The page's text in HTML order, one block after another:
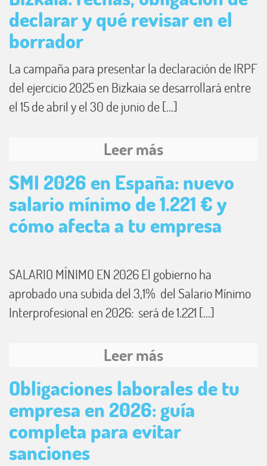
declarar y qué revisar en el
borrador
La campaña para presentar la declaración de IRPF
del ejercicio 2025 en Bizkaia se desarrollará entre
el 15 de abril y el 30 de junio de [...]
Leer más
SMI 2026 en España: nuevo
salario mínimo de 1.221 € y
cómo afecta a tu empresa
SALARIO MÍNIMO EN 2026 El gobierno ha
aprobado una subida del 3,1% del Salario Mínimo
Interprofesional en 2026: será de 1.221 [...]
Leer más
Obligaciones laborales de tu
empresa en 2026: guía
completa para evitar
sanciones